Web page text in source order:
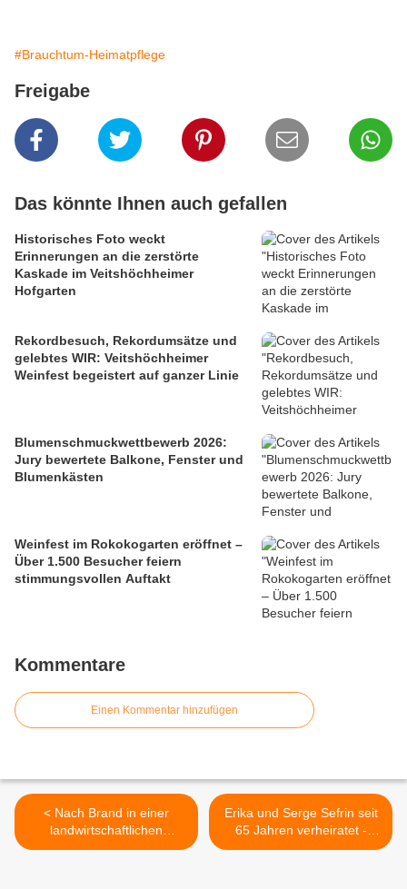
#Brauchtum-Heimatpflege
Freigabe
Das könnte Ihnen auch gefallen
Historisches Foto weckt
Erinnerungen an die zerstörte
Kaskade im Veitshöchheimer
Hofgarten
Rekordbesuch, Rekordumsätze und
gelebtes WIR: Veitshöchheimer
Weinfest begeistert auf ganzer Linie
Blumenschmuckwettbewerb 2026:
Jury bewertete Balkone, Fenster und
Blumenkästen
Weinfest im Rokokogarten eröffnet –
Über 1.500 Besucher feiern
stimmungsvollen Auftakt
Kommentare
Einen Kommentar hinzufügen
< Nach Brand in einer
landwirtschaftlichen
Lagerhalle im
Erika und Serge Sefrin seit
65 Jahren verheiratet -
Feier der Eisernen Hochzeit